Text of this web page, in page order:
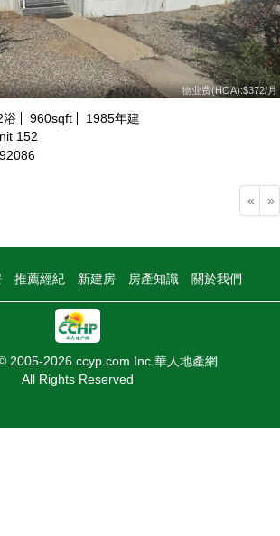
物业费(HOA):$372/月
浴 960sqft 1985年建
152
« »
推薦經紀 新建房 房產知識 關於我們
2005-2026 ccyp.com Inc.華人地產網
All Rights Reserved